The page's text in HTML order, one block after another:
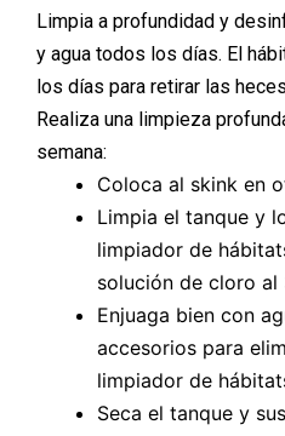
Limpia a profundidad y
y agua todos los días. El
los días para retirar las
Realiza una limpieza
semana:
Coloca al skink en
Limpia el tanque y
limpiador de
solución de cloro al
Enjuaga bien con
accesorios para
limpiador de
Seca el tanque y